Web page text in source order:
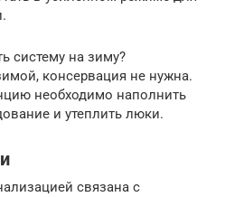
систему на зиму?
консервация не нужна.
необходимо наполнить
и утеплить люки.
связана с